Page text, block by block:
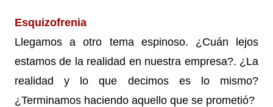
Esquizofrenia
Llegamos a otro tema espinoso. ¿Cuán lejos
estamos de la realidad en nuestra empresa?. ¿La
realidad y lo que decimos es lo mismo?
¿Terminamos haciendo aquello que se prometió?